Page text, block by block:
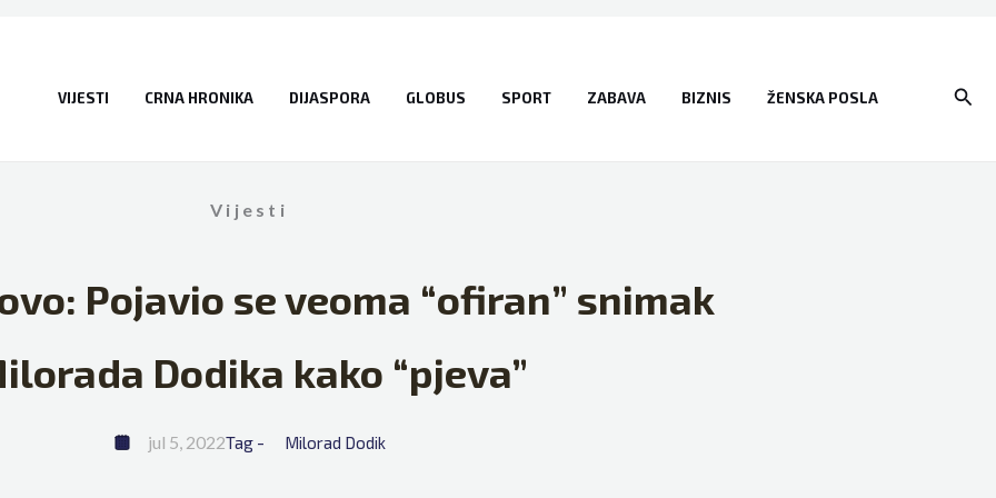
VIJESTI CRNA HRONIKA DIJASPORA GLOBUS SPORT ZABAVA BIZNIS ŽENSKA POSLA
Vijesti
Pojavio se veoma “ofiran” snimak
Dodika kako “pjeva”
jul 5, 2022Tag - Milorad Dodik